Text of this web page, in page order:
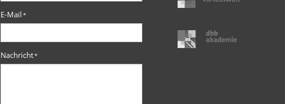
E-Mail*
Nachricht*